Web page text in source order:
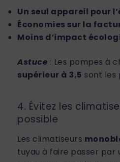
Un seul appareil pour
Économies sur la
Moins d’impact
Astuce : Les pompes à
supérieur à 3,5 sont les
4. Évitez les
possible
Les climatiseurs
tuyau à faire passer